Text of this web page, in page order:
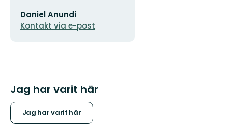
postadress
Daniel Anundi
Kontakt via e-post
Jag har varit här
Jag har varit här